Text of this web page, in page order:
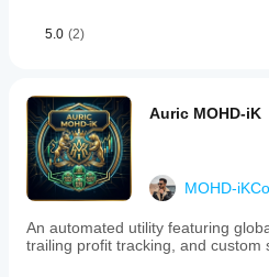
5.0 (2)
Auric MOHD-iK
MOHD-
An automated utility featuring
trailing profit tracking, and custom